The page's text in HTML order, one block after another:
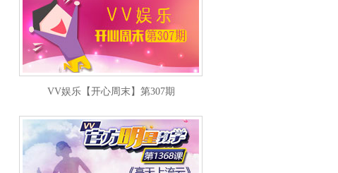
VV娱乐【开心周末】第307期